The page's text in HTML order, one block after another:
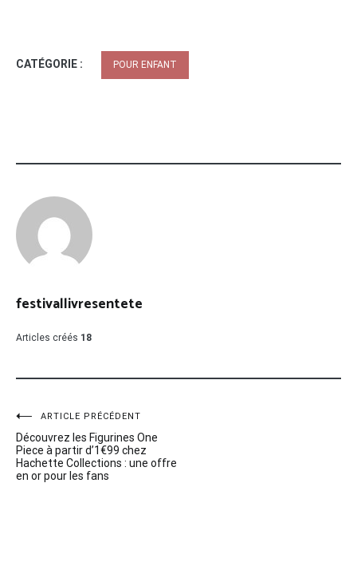
CATÉGORIE : POUR ENFANT
festivallivresentete
Articles créés 18
Navigation
de
l’article
ARTICLE PRÉCÉDENT
Découvrez les Figurines One
Piece à partir d’1€99 chez
Hachette Collections : une offre
en or pour les fans